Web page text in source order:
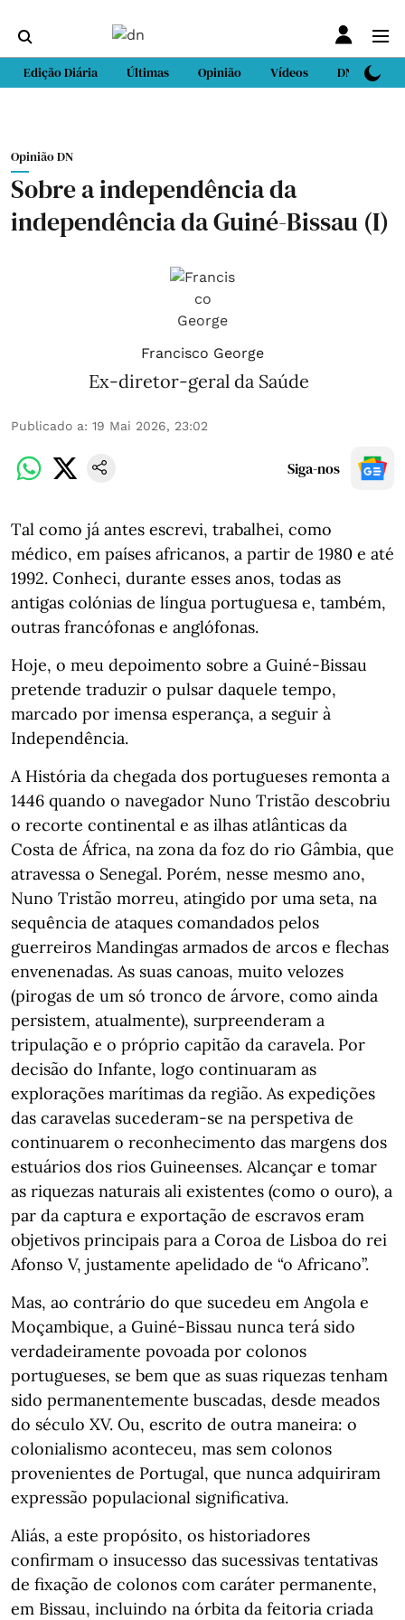
Edição Diária Últimas Opinião Vídeos DN Sport
Opinião DN
Sobre a independência da
independência da Guiné-Bissau (I)
Francisco George
Ex-diretor-geral da Saúde
Publicado a: 19 Mai 2026, 23:02
Siga-nos
Tal como já antes escrevi, trabalhei, como
médico, em países africanos, a partir de 1980 e até
1992. Conheci, durante esses anos, todas as
antigas colónias de língua portuguesa e, também,
outras francófonas e anglófonas.
Hoje, o meu depoimento sobre a Guiné-Bissau
pretende traduzir o pulsar daquele tempo,
marcado por imensa esperança, a seguir à
Independência.
A História da chegada dos portugueses remonta a
1446 quando o navegador Nuno Tristão descobriu
o recorte continental e as ilhas atlânticas da
Costa de África, na zona da foz do rio Gâmbia, que
atravessa o Senegal. Porém, nesse mesmo ano,
Nuno Tristão morreu, atingido por uma seta, na
sequência de ataques comandados pelos
guerreiros Mandingas armados de arcos e flechas
envenenadas. As suas canoas, muito velozes
(pirogas de um só tronco de árvore, como ainda
persistem, atualmente), surpreenderam a
tripulação e o próprio capitão da caravela. Por
decisão do Infante, logo continuaram as
explorações marítimas da região. As expedições
das caravelas sucederam-se na perspetiva de
continuarem o reconhecimento das margens dos
estuários dos rios Guineenses. Alcançar e tomar
as riquezas naturais ali existentes (como o ouro), a
par da captura e exportação de escravos eram
objetivos principais para a Coroa de Lisboa do rei
Afonso V, justamente apelidado de “o Africano”.
Mas, ao contrário do que sucedeu em Angola e
Moçambique, a Guiné-Bissau nunca terá sido
verdadeiramente povoada por colonos
portugueses, se bem que as suas riquezas tenham
sido permanentemente buscadas, desde meados
do século XV. Ou, escrito de outra maneira: o
colonialismo aconteceu, mas sem colonos
provenientes de Portugal, que nunca adquiriram
expressão populacional significativa.
Aliás, a este propósito, os historiadores
confirmam o insucesso das sucessivas tentativas
de fixação de colonos com caráter permanente,
em Bissau, incluindo na órbita da feitoria criada